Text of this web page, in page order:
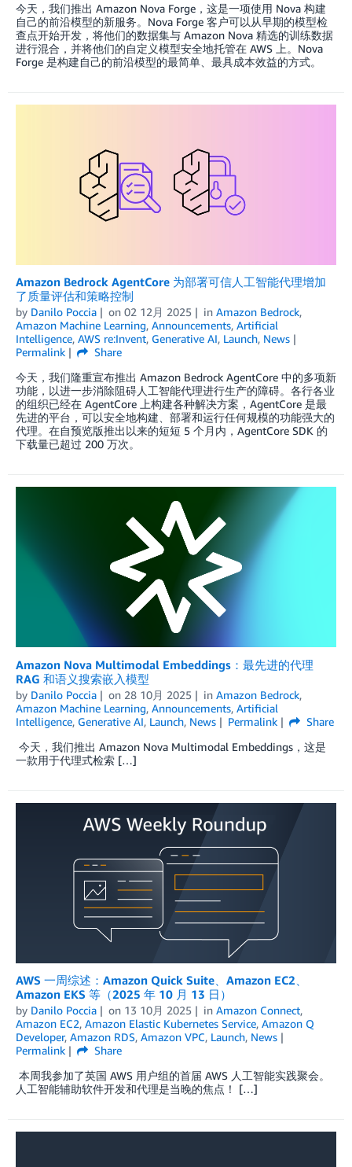
今天，我们推出 Amazon Nova Forge，这是一项使用 Nova 构建
自己的前沿模型的新服务。Nova Forge 客户可以从早期的模型检
查点开始开发，将他们的数据集与 Amazon Nova 精选的训练数据
进行混合，并将他们的自定义模型安全地托管在 AWS 上。Nova
Forge 是构建自己的前沿模型的最简单、最具成本效益的方式。
Amazon Bedrock AgentCore 为部署可信人工智能代理增加
了质量评估和策略控制
by Danilo Poccia on 02 12月 2025 in Amazon Bedrock,
Amazon Machine Learning, Announcements, Artificial
Intelligence, AWS re:Invent, Generative AI, Launch, News
Permalink
Share
今天，我们隆重宣布推出 Amazon Bedrock AgentCore 中的多项新
功能，以进一步消除阻碍人工智能代理进行生产的障碍。各行各业
的组织已经在 AgentCore 上构建各种解决方案，AgentCore 是最
先进的平台，可以安全地构建、部署和运行任何规模的功能强大的
代理。在自预览版推出以来的短短 5 个月内，AgentCore SDK 的
下载量已超过 200 万次。
Amazon Nova Multimodal Embeddings：最先进的代理
RAG 和语义搜索嵌入模型
by Danilo Poccia on 28 10月 2025 in Amazon Bedrock,
Amazon Machine Learning, Announcements, Artificial
Intelligence, Generative AI, Launch, News Permalink
Share
今天，我们推出 Amazon Nova Multimodal Embeddings，这是
一款用于代理式检索 […]
AWS 一周综述：Amazon Quick Suite、Amazon EC2、
Amazon EKS 等（2025 年 10 月 13 日）
by Danilo Poccia on 13 10月 2025 in Amazon Connect,
Amazon EC2, Amazon Elastic Kubernetes Service, Amazon Q
Developer, Amazon RDS, Amazon VPC, Launch, News
Permalink
Share
本周我参加了英国 AWS 用户组的首届 AWS 人工智能实践聚会。
人工智能辅助软件开发和代理是当晚的焦点！ […]